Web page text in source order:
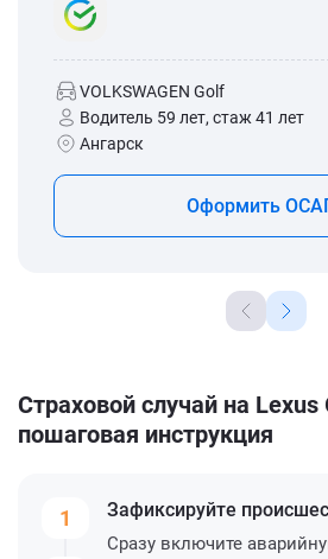
VOLKSWAGEN Golf
Водитель 59 лет, стаж 41 лет
Ангарск
Оформить
Страховой случай на Lexus
пошаговая инструкция
1 Зафиксируйте
Сразу включите